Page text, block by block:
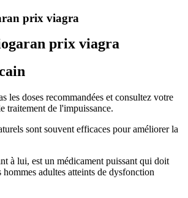
prix viagra
prix viagra
les doses recommandées et consultez votre
traitement de l'impuissance.
sont souvent efficaces pour améliorer la
à lui, est un médicament puissant qui doit
hommes adultes atteints de dysfonction